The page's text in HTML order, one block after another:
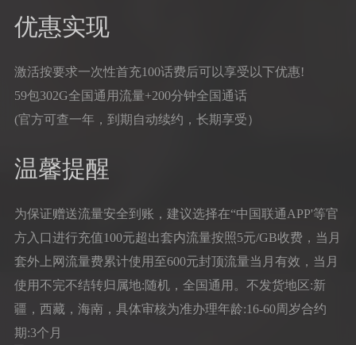
优惠实现
激活按要求一次性首充100话费后可以享受以下优惠!
59包302G全国通用流量+200分钟全国通话
(官方可查一年，到期自动续约，长期享受）
温馨提醒
为保证赠送流量安全到账，建议选择在“中国联通APP'等官
方入口进行充值100元超出套内流量按照5元/GB收费，当月
套外上网流量费累计使用至600元封顶流量当月有效，当月
使用不完不结转归属地:随机，全国通用。不发货地区:新
疆，西藏，海南，具体审核为准办理年龄:16-60周岁合约
期:3个月